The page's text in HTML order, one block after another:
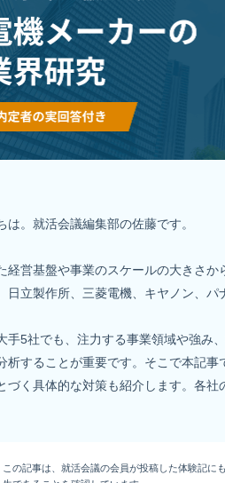
は。就活会議編集部の佐藤です。
経営基盤や事業のスケールの大きさ
日立製作所、三菱電機、キヤノン、パ
手5社でも、注力する事業領域や強み
析することが重要です。そこで本記
づく具体的な対策も紹介します。各
この記事は、就活会議の会員が投稿した体験記に